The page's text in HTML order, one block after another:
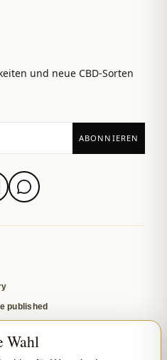
und neue CBD-Sorten
published
VISA MASTERCARD
Wahl